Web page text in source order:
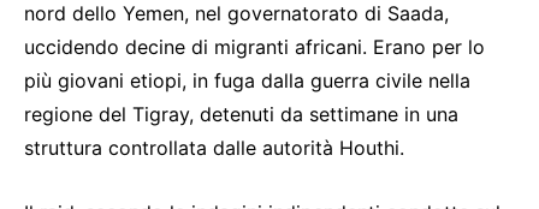
nord dello Yemen, nel governatorato di Saada,
uccidendo decine di migranti africani. Erano per lo
più giovani etiopi, in fuga dalla guerra civile nella
regione del Tigray, detenuti da settimane in una
struttura controllata dalle autorità Houthi.